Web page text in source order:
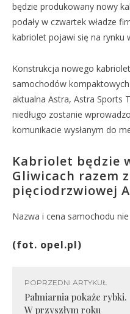
będzie produkowany nowy
podały w czwartek władze
kabriolet pojawi się na rynku
Konstrukcja nowego
samochodów
aktualna Astra, Astra Sports
niedługo zostanie
komunikacie wysłanym do
Kabriolet będzie
Gliwicach razem
pięciodrzwiowej
Nazwa i cena samochodu
(fot. opel.pl)
POPRZEDNI ARTYKUŁ
Palmiarnia pokaże rybki.
W przyszłym roku